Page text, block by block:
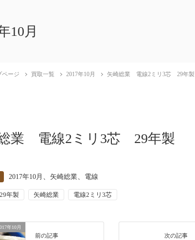
10月
ページ 買取一覧 2017年10月 矢崎総業 電線2ミリ3芯 29年製
業 電線2ミリ3芯 29年製
2017年10月 、 矢崎総業、 電線
29年製 矢崎総業 電線2ミリ3芯
年10月
前の記事 次の記事